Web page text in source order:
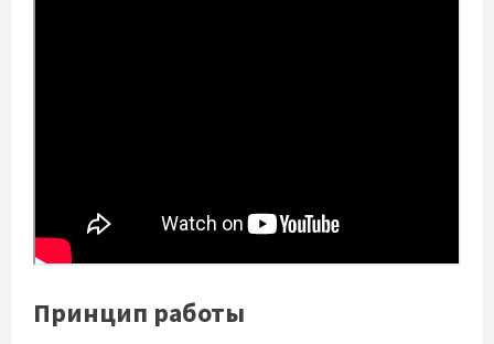
Принцип работы